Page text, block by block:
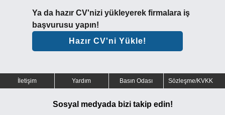
Ya da hazır CV'nizi yükleyerek firmalara iş
başvurusu yapın!
Hazır CV'ni Yükle!
İletişim Yardım Basın Odası Sözleşme/KVKK
Sosyal medyada bizi takip edin!